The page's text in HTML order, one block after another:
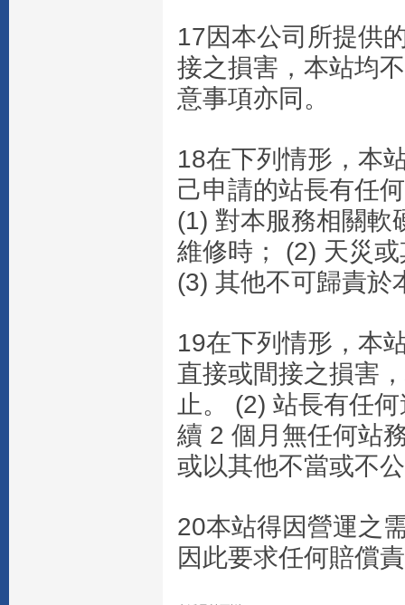
17因本公司所提供
接之損害，本站均
意事項亦同。
18在下列情形，本
己申請的站長有任
(1) 對本服務相關軟
維修時； (2) 天災
(3) 其他不可歸責於
19在下列情形，本
直接或間接之損害
止。 (2) 站長有任
續 2 個月無任何站
或以其他不當或不
20本站得因營運之
因此要求任何賠償